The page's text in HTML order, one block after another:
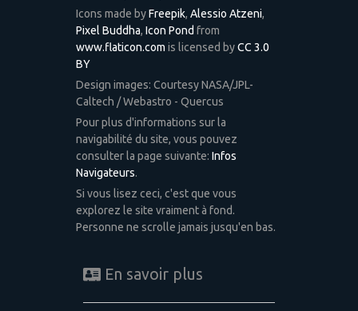
Icons made byFreepik, Alessio Atzeni,
Pixel Buddha, Icon Pond from
www.flaticon.com is licensed byCC 3.0
BY
Design images: Courtesy NASA/JPL-
Caltech / Webastro - Quercus
Pour plus d'informations sur la
navigabilité du site, vous pouvez
consulter la page suivante: Infos
Navigateurs.
Si vous lisez ceci, c'est que vous
explorez le site vraiment à fond.
Personne ne scrolle jamais jusqu'en bas.
En savoir plus